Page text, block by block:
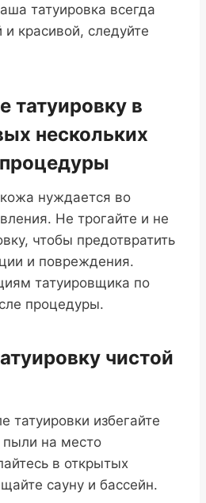
татуировка всегда
красивой, следуйте
татуировку в
нескольких
нуждается во
Не трогайте и не
чтобы предотвратить
и повреждения.
татуировщика по
процедуры.
чистой
татуировки избегайте
на место
в открытых
сауну и бассейн.